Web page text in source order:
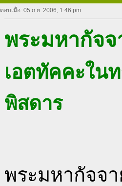
ตอบเมื่อ: 05 ก.ย. 2006, 1:46 pm
พระมหากัจจ
เอตทัคคะใน
พิสดาร
พระมหากัจจ